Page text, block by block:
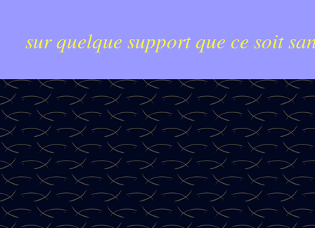
sur quelque support que ce soit